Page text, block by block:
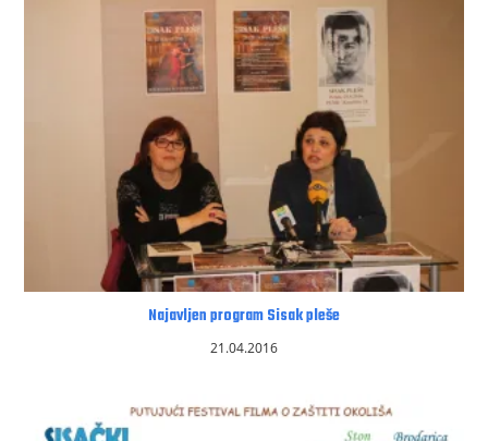
Najavljen program Sisak pleše
21.04.2016